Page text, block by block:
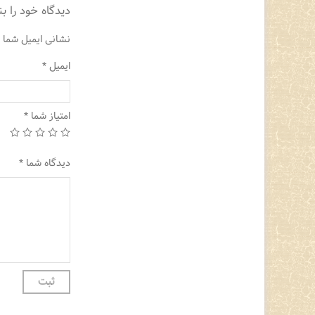
دیدگاه خود را
نشانی ایمیل
ایمیل*
امتیاز شما *
دیدگاه شما *